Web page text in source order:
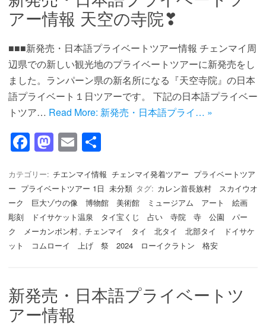
アー情報 天空の寺院❣
■■■新発売・日本語プライベートツアー情報 チェンマイ周
辺県での新しい観光地のプライベートツアーに新発売をし
ました。ランパーン県の新名所になる『天空寺院』の日本
語プライベート１日ツアーです。 下記の日本語プライベー
トツア… Read More: 新発売・日本語プライ… »
F
c
e
b
o
o
M
st
o
d
o
E
ail
カテゴリー: チエンマイ情報 チェンマイ発着ツアー プライベートツア
ー プライベートツアー 1日 未分類 タグ: カレン首長族村 スカイウオ
ーク 巨大ゾウの像 博物館 美術館 ミュージアム アート 絵画
彫刻 ドイサケット温泉 タイ宝くじ 占い 寺院 寺 公園 パー
ク メーカンポン村, チェンマイ タイ 北タイ 北部タイ ドイサケ
ット コムローイ 上げ 祭 2024 ローイクラトン 格安
新発売・日本語プライベートツ
アー情報